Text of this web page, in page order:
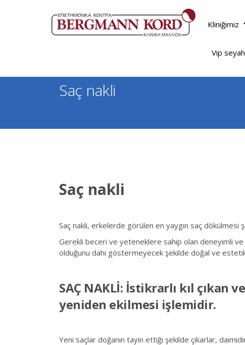
Kliniğimiz
Vip
Saç nakli
Saç nakli
Saç nakli, erkelerde görülen en yaygın saç dökülmesi
Gerekli beceri ve yeteneklere sahip olan deneyimli ve
olduğunu dahi göstermeyecek şekilde doğal ve
SAÇ NAKLİ: İstikrarlı kıl çıkan
yeniden ekilmesi işlemidir.
Yeni saçlar doğanın tayin ettiği şekilde çıkarlar,